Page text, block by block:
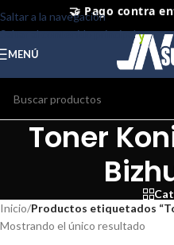
Saltar a la navegación
Saltar al contenido principal
⭐ Productos
MENÚ
Toner
Inicio/Productos etiquetados
Mostrando el único resultado